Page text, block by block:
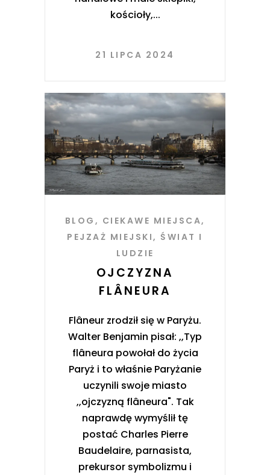
kościoły,
21 LIPCA 2024
BLOG , CIEKAWE MIEJSCA,
PEJZAŻ MIEJSKI, ŚWIAT I
LUDZIE
OJCZYZNA
FLÂNEURA
Flâneur zrodził się w Paryżu.
Walter Benjamin pisał: ,,Typ
flâneura powołał do życia
Paryż i to właśnie Paryżanie
uczynili swoje miasto
,,ojczyzną flâneura". Tak
naprawdę wymyślił tę
postać Charles Pierre
Baudelaire, parnasista,
prekursor symbolizmu i